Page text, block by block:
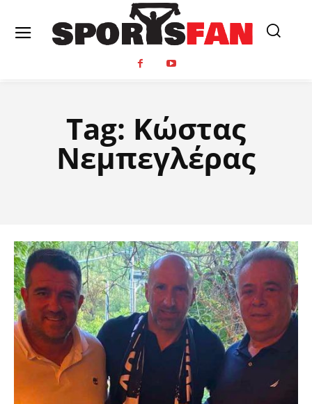
Tag: Κώστας
Νεμπεγλέρας